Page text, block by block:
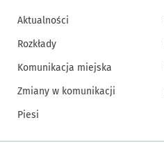
Aktualności
Rozkłady
Komunikacja miejska
Zmiany w komunikacji
Piesi